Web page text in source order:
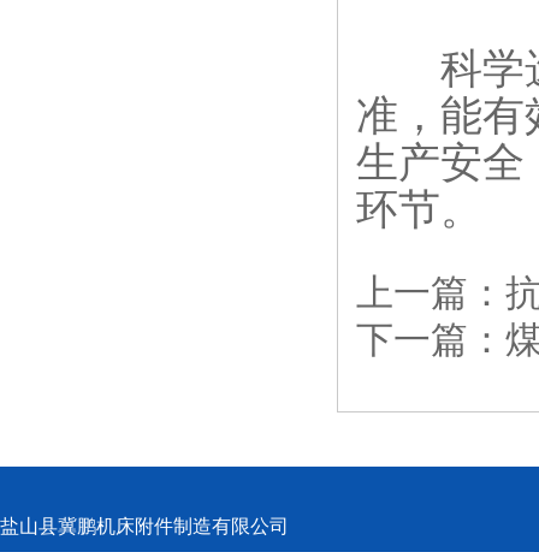
科学
准，能有
生产安全
环节。
上一篇：
下一篇：
盐山县冀鹏机床附件制造有限公司